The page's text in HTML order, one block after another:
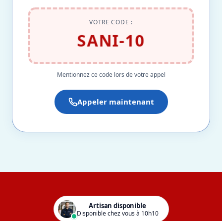
VOTRE CODE :
SANI-10
Mentionnez ce code lors de votre appel
Appeler maintenant
Artisan disponible
Disponible chez vous à 10h10